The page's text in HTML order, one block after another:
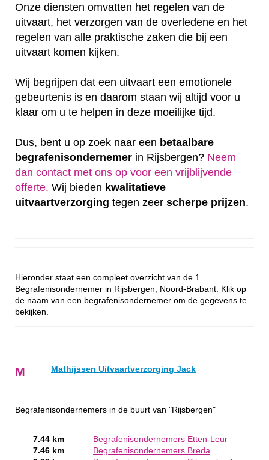
Onze diensten omvatten het regelen van de
uitvaart, het verzorgen van de overledene en het
regelen van alle praktische zaken die bij een
uitvaart komen kijken.
Wij begrijpen dat een uitvaart een emotionele
gebeurtenis is en daarom staan wij altijd voor u
klaar om u te helpen in deze moeilijke tijd.
Dus, bent u op zoek naar een betaalbare
begrafenisondernemer in Rijsbergen? Neem
dan contact met ons op voor een vrijblijvende
offerte‎. Wij bieden kwalitatieve
uitvaartverzorging tegen zeer scherpe prijzen.
Hieronder staat een compleet overzicht van de 1
Begrafenisondernemer in Rijsbergen, Noord-Brabant. Klik op
de naam van een begrafenisondernemer om de gegevens te
bekijken.
M Mathijssen Uitvaartverzorging Jack
Begrafenisondernemers in de buurt van "Rijsbergen"
7.44 km
Begrafenisondernemers Etten-Leur
7.46 km
Begrafenisondernemers Breda